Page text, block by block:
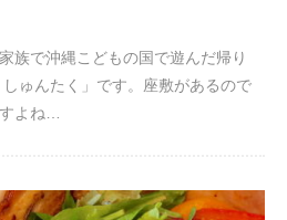
族で沖縄こどもの国で遊んだ帰り
ゅんたく」です。座敷があるので
よね…